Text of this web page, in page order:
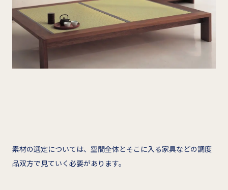
素材の選定については、空間全体とそこに入る家具などの調度
品双方で見ていく必要があります。